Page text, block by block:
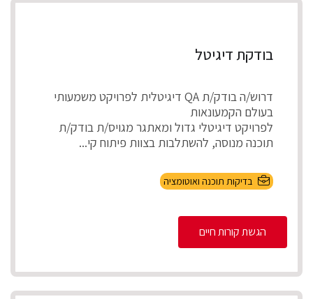
בודקת דיגיטל
דרוש/ה בודק/ת QA דיגיטלית לפרויקט משמעותי
בעולם הקמעונאות
לפרויקט דיגיטלי גדול ומאתגר מגויס/ת בודק/ת
תוכנה מנוסה, להשתלבות בצוות פיתוח קי...
בדיקות תוכנה ואוטומציה
הגשת קורות חיים